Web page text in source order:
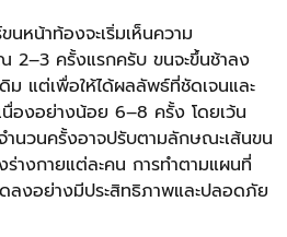
นหน้าท้องจะเริ่มเห็นความ
2–3 ครั้งแรกครับ ขนจะขึ้นช้าลง
ม แต่เพื่อให้ได้ผลลัพธ์ที่ชัดเจนและ
นื่องอย่างน้อย 6–8 ครั้ง โดยเว้น
นวนครั้งอาจปรับตามลักษณะเส้นขน
างกายแต่ละคน การทำตามแผนที่
ลงอย่างมีประสิทธิภาพและปลอดภัย